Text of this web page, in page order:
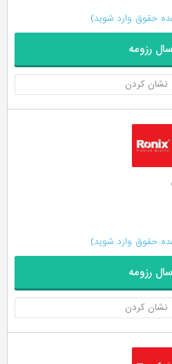
حقوق وارد شوید)
رزومه
نشان کردن
حقوق وارد شوید)
رزومه
نشان کردن